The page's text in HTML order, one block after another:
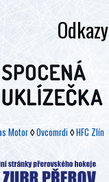
Odkazy
Motor◊Ovcomrdi◊HFC Zlín